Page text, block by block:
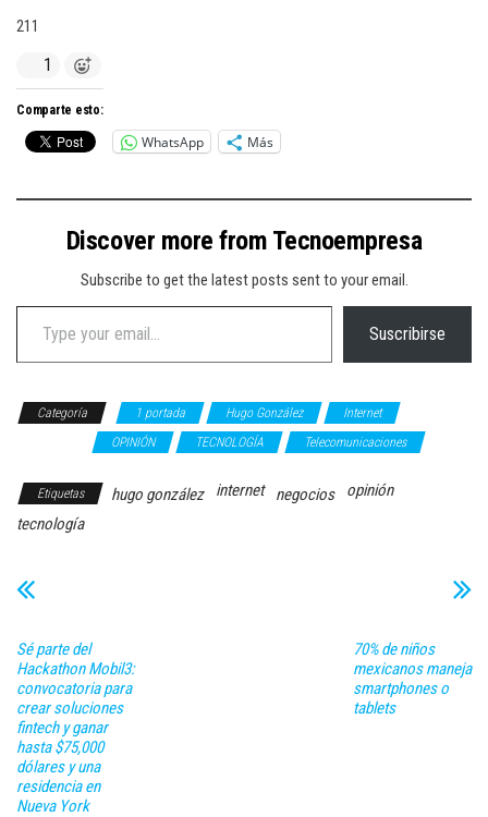
211
1
Comparte esto:
WhatsApp Más
Discover more from Tecnoempresa
Subscribe to get the latest posts sent to your email.
Type your email…
Suscribirse
Categoría 1 portada Hugo González
Internet
OPINIÓN TECNOLOGÍA Telecomunicaciones
Etiquetas hugo gonzález internet negocios
opinión
tecnología
Sé parte del
Hackathon Mobil3:
convocatoria para
crear soluciones
fintech y ganar
hasta $75,000
dólares y una
residencia en
Nueva York
70% de niños
mexicanos maneja
smartphones o
tablets